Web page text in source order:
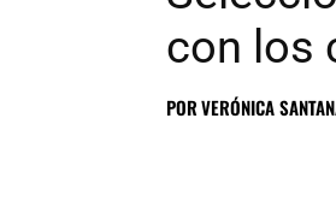
con los
PORVERÓNICA